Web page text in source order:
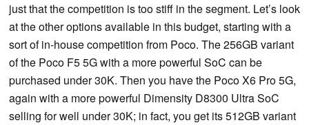
just that the competition is too stiff in the segment. Let’s look
at the other options available in this budget, starting with a
sort of in-house competition from Poco. The 256GB variant
of the Poco F5 5G with a more powerful SoC can be
purchased under 30K. Then you have the Poco X6 Pro 5G,
again with a more powerful Dimensity D8300 Ultra SoC
selling for well under 30K; in fact, you get its 512GB variant